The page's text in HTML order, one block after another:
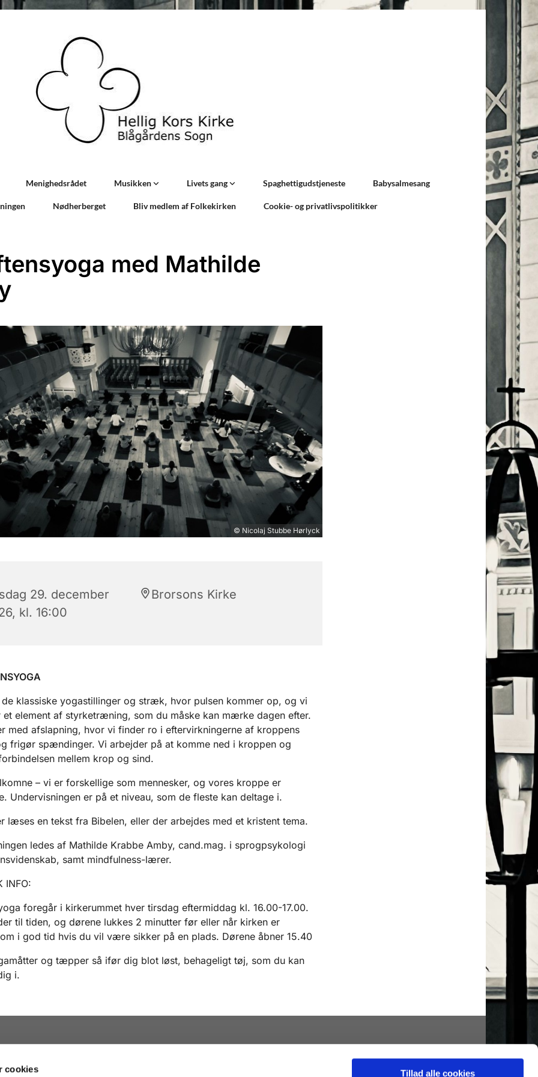
cookies Tillad alle cookies
Menighedsrådet Musikken Livets gang Spaghettigudstjeneste Babysalmesang
Nødherberget Bliv medlem af Folkekirken Cookie- og privatlivspolitikker
med Mathilde
© Nicolaj Stubbe Hørlyck
29. december
kl. 16:00
Brorsons Kirke
klassiske yogastillinger og stræk, hvor pulsen kommer op, og vi
et element af styrketræning, som du måske kan mærke dagen efter.
med afslapning, hvor vi finder ro i eftervirkningerne af kroppens
frigør spændinger. Vi arbejder på at komme ned i kroppen og
mellem krop og sind.
– vi er forskellige som mennesker, og vores kroppe er
Undervisningen er på et niveau, som de fleste kan deltage i.
læses en tekst fra Bibelen, eller der arbejdes med et kristent tema.
ledes af Mathilde Krabbe Amby, cand.mag. i sprogpsykologi
samt mindfulness-lærer.
INFO:
foregår i kirkerummet hver tirsdag eftermiddag kl. 16.00-17.00.
til tiden, og dørene lukkes 2 minutter før eller når kirken er
i god tid hvis du vil være sikker på en plads. Dørene åbner 15.40
og tæpper så ifør dig blot løst, behageligt tøj, som du kan
i.